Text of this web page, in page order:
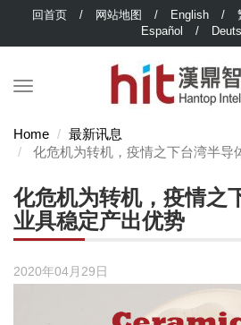
回首页 / 网站地图 / English /
Español
/
Home
最新讯息
化危机为转机，疫情之下台湾半导
化危机为转机，疫情之
业具稳定产出优势
2020年04月29日